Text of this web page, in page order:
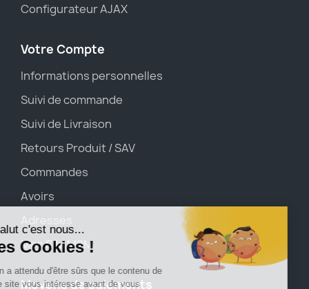
Configurateur AJAX
Votre Compte
Informations personnelles
Suivi de commande
Suivi de Livraison
Retours Produit / SAV
Commandes
Avoirs
Adresses
Mes SIM M2M
Moyens de paiements